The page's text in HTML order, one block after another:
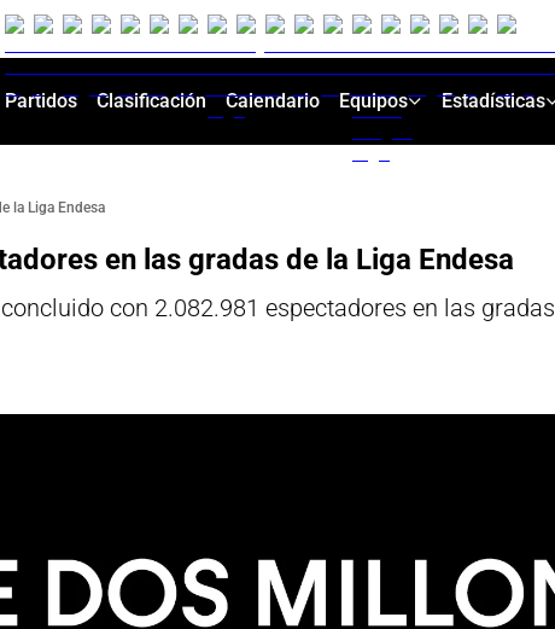
Partidos Clasificación Calendario Equipos Estadísticas
la Liga Endesa
en las gradas de la Liga Endesa
con 2.082.981 espectadores en las